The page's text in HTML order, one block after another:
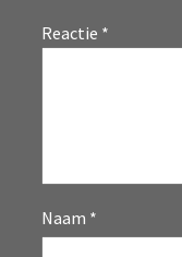
Reactie *
Naam *